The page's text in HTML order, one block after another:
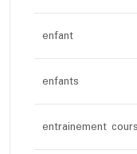
enfant
enfants
entrainement